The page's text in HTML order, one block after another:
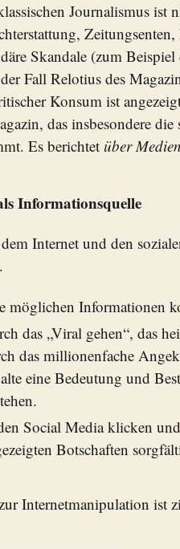
Journalismus ist
Skandale (zum
Fall Relotius des
Konsum ist
das insbesondere
Es berichtetüber Medien
Informationsquelle
Internet und den
möglichen Informationen
das „Viral gehen“, das
das millionenfache
eine Bedeutung und
Social Media klicken
Botschaften
Internetmanipulation ist